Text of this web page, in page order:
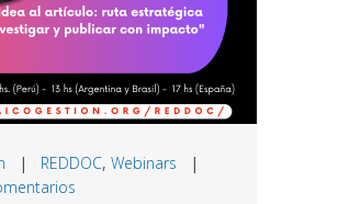
| REDDOC, Webinars |